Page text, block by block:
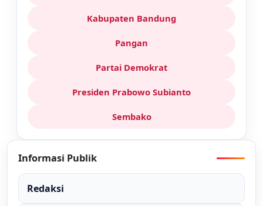
Kabupaten Bandung
Pangan
Partai Demokrat
Presiden Prabowo Subianto
Sembako
Informasi Publik
Redaksi